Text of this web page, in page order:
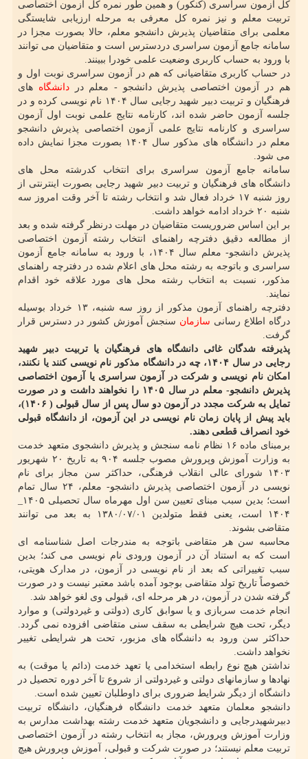
کل آزمون سراسری (کنکور) و همین طور نمره کل آزمون اختصاصی
تربیت معلم و نیز نمره کل معرفی به مرحله ارزیابی شایستگی
معلمی برای متقاضیان پذیرش دانشجو معلم، حالا بصورت مجزا در
سامانه جامع آزمون سراسری دردسترس است و متقاضیان می توانند
با ورود به حساب کاربری وضعیت علمی خودرا ببینند.
در حساب کاربری متقاضیانی که هم در آزمون سراسری نوبت اول و
هم در آزمون اختصاصی پذیرش دانشجو - معلم دردانشگاه های
فرهنگیان و تربیت دبیر شهید رجایی سال ۱۴۰۴ نام نویسی کرده و در
جلسه آزمون حاضر شده اند، کارنامه نتایج علمی نوبت اول آزمون
سراسری و کارنامه نتایج علمی آزمون اختصاصی پذیرش دانشجو
معلم در دانشگاه های مذکور سال ۱۴۰۴ بصورت مجزا نمایش داده
می شود.
سامانه جامع آزمون سراسری برای انتخاب کدرشته محل های
دانشگاه های فرهنگیان و تربیت دبیر شهید رجایی بصورت اینترنتی از
روز شنبه ۱۷ خرداد فعال شد و انتخاب رشته تا آخر وقت امروز سه
شنبه ۲۰ خرداد ادامه خواهد داشت.
بر این اساس ضروریست متقاضیان در مهلت درنظر گرفته شده و بعد
از مطالعه دقیق دفترچه راهنمای انتخاب رشته آزمون اختصاصی
پذیرش دانشجو- معلم سال ۱۴۰۴، با ورود به سامانه جامع آزمون
سراسری و باتوجه به رشته محل های اعلام شده در دفترچه راهنمای
مذکور، نسبت به انتخاب رشته محل های مورد علاقه خود اقدام
نمایند.
دفترچه راهنمای آزمون مذکور از روز سه شنبه، ۱۳ خرداد بوسیله
درگاه اطلاع رسانی سازمان سنجش آموزش کشور در دسترس قرار
گرفت.
پذیرفته شدگان غائی دانشگاه های فرهنگیان یا تربیت دبیر شهید
رجایی در سال ۱۴۰۴، چه در دانشگاه مذکور نام نویسی کنند یا نکنند،
امکان نام نویسی و شرکت در آزمون سراسری یا آزمون اختصاصی
پذیرش دانشجو- معلم در سال ۱۴۰۵ را نخواهند داشت و در صورت
تمایل به شرکت مجدد در آزمون دو سال پس از سال قبولی ( ۱۴۰۶)،
باید پیش از پایان زمان نام نویسی در این آزمون، از دانشگاه قبولی
خود انصراف قطعی دهند.
برمبنای ماده ۱۶ نظام نامه سنجش و پذیرش دانشجوی متعهد خدمت
به وزارت آموزش وپرورش مصوب جلسه ۹۰۴ به تاریخ ۲۰ شهریور
۱۴۰۳ شورای عالی انقلاب فرهنگی، حداکثر سن مجاز برای نام
نویسی در آزمون اختصاصی پذیرش دانشجو- معلم، ۲۴ سال تمام
۱۴۰۴ است، یعنی فقط متولدین ۱۳۸۰/۰۷/۰۱ به بعد می توانند
متقاضی بشوند.
محاسبه سن هر متقاضی باتوجه به مندرجات اصل شناسنامه ای
است که به استناد آن در آزمون ورودی نام نویسی می کند؛ بدین
سبب تغییراتی که بعد از نام نویسی در آزمون، در مدارک هویتی،
خصوصاً تاریخ تولد متقاضی بوجود آمده باشد معتبر نیست و در صورت
گرفته شدن در آزمون، در هر مرحله ای، قبولی وی لغو خواهد شد.
انجام خدمت سربازی و یا سوابق کاری (دولتی و غیردولتی) و موارد
دیگر، تحت هیچ شرایطی به سقف سنی متقاضی افزوده نمی گردد.
حداکثر سن ورود به دانشگاه های مزبور، تحت هر شرایطی تغییر
نخواهد داشت.
نداشتن هیچ نوع رابطه استخدامی یا تعهد خدمت (دائم یا موقت) به
نهادها و سازمانهای دولتی و غیردولتی از شروع تا آخر دوره تحصیل در
دانشگاه از دیگر شرایط ضروری برای داوطلبان تعیین شده است.
دانشجو معلمان متعهد خدمت دانشگاه فرهنگیان، دانشگاه تربیت
دبیرشهیدرجایی و دانشجویان متعهد خدمت رشته بهداشت مدارس به
وزارت آموزش وپرورش، مجاز به انتخاب رشته در آزمون اختصاصی
تربیت معلم نیستند؛ در صورت شرکت و قبولی، آموزش وپرورش هیچ